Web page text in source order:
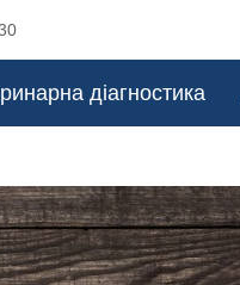
діагностика